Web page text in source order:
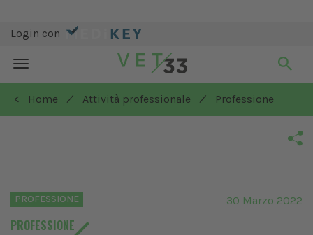
Login con
Toggle
navigation
< Home
/ Attività professionale / Professione
PROFESSIONE
PROFESSIONE
30 Marzo 2022